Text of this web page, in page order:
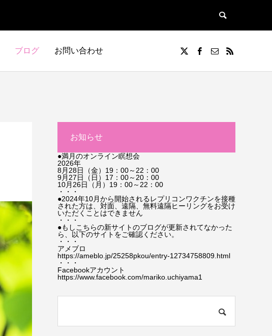
ブログ お問い合わせ
お知らせ
●満月のオンライン瞑想会
2026年
8月28日（金）19：00～22：00
9月27日（日）17：00～20：00
10月26日（月）19：00～22：00
・・・
●2024年10月から開始されるレプリコンワクチンを接種
された方は、対面、遠隔、無料遠隔ヒーリングをお受け
いただくことはできません
・・・
●もしこちらの新サイトのブログが更新されてなかった
ら、以下のサイトをご確認ください。
・・・
アメブロ
https://ameblo.jp/25258pkou/entry-12734758809.html
・・・
Facebookアカウント
https://www.facebook.com/mariko.uchiyama1